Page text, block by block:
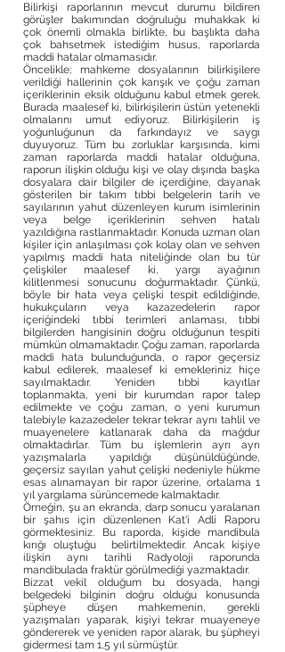
Bilirkişi raporlarının mevcut durumu bildiren
görüşler bakımından doğruluğu muhakkak ki
çok önemli olmakla birlikte, bu başlıkta daha
çok bahsetmek istediğim husus, raporlarda
maddi hatalar olmamasıdır.
Öncelikle; mahkeme dosyalarının bilirkişilere
verildiği hallerinin çok karışık ve çoğu zaman
içeriklerinin eksik olduğunu kabul etmek gerek.
Burada maalesef ki, bilirkişilerin üstün yetenekli
olmalarını umut ediyoruz. Bilirkişilerin iş
yoğunluğunun da farkındayız ve saygı
duyuyoruz. Tüm bu zorluklar karşısında, kimi
zaman raporlarda maddi hatalar olduğuna,
raporun ilişkin olduğu kişi ve olay dışında başka
dosyalara dair bilgiler de içerdiğine, dayanak
gösterilen bir takım tıbbi belgelerin tarih ve
sayılarının yahut düzenleyen kurum isimlerinin
veya belge içeriklerinin sehven hatalı
yazıldığına rastlanmaktadır. Konuda uzman olan
kişiler için anlaşılması çok kolay olan ve sehven
yapılmış maddi hata niteliğinde olan bu tür
çelişkiler maalesef ki, yargı ayağının
kilitlenmesi sonucunu doğurmaktadır. Çünkü,
böyle bir hata veya çelişki tespit edildiğinde,
hukukçuların veya kazazedelerin rapor
içeriğindeki tıbbi terimleri anlaması, tıbbi
bilgilerden hangisinin doğru olduğunun tespiti
mümkün olmamaktadır. Çoğu zaman, raporlarda
maddi hata bulunduğunda, o rapor geçersiz
kabul edilerek, maalesef ki emekleriniz hiçe
sayılmaktadır. Yeniden tıbbi kayıtlar
toplanmakta, yeni bir kurumdan rapor talep
edilmekte ve çoğu zaman, o yeni kurumun
talebiyle kazazedeler tekrar tekrar aynı tahlil ve
muayenelere katlanarak daha da mağdur
olmaktadırlar. Tüm bu işlemlerin ayrı ayrı
yazışmalarla yapıldığı düşünüldüğünde,
geçersiz sayılan yahut çelişki nedeniyle hükme
esas alınamayan bir rapor üzerine, ortalama 1
yıl yargılama sürüncemede kalmaktadır.
Örneğin, şu an ekranda, darp sonucu yaralanan
bir şahıs için düzenlenen Kat'i Adli Raporu
görmektesiniz. Bu raporda, kişide mandibula
kırığı oluştuğu belirtilmektedir. Ancak kişiye
ilişkin aynı tarihli Radyoloji raporunda
mandibulada fraktür görülmediği yazmaktadır.
Bizzat vekil olduğum bu dosyada, hangi
belgedeki bilginin doğru olduğu konusunda
şüpheye düşen mahkemenin, gerekli
yazışmaları yaparak, kişiyi tekrar muayeneye
göndererek ve yeniden rapor alarak, bu şüpheyi
gidermesi tam 1,5 yıl sürmüştür.